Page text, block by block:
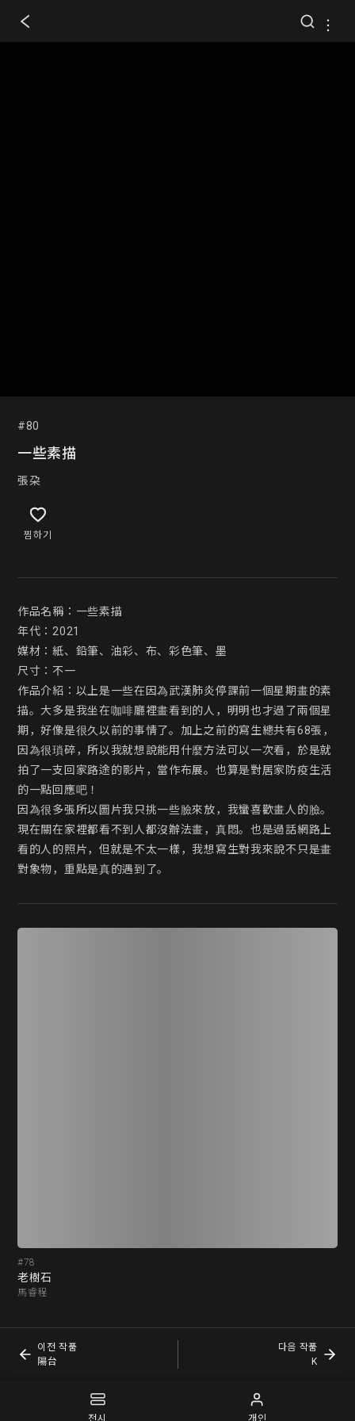
전시 개인
#80
一些素描
張朶
찜하기
作品名稱：一些素描
年代：2021
媒材：紙、鉛筆、油彩、布、彩色筆、墨
尺寸：不一
作品介紹：以上是一些在因為武漢肺炎停課前一個星期畫的素
描。大多是我坐在咖啡廳裡畫看到的人，明明也才過了兩個星
期，好像是很久以前的事情了。加上之前的寫生總共有68張，
因為很瑣碎，所以我就想說能用什麼方法可以一次看，於是就
拍了一支回家路途的影片，當作布展。也算是對居家防疫生活
的一點回應吧！
因為很多張所以圖片我只挑一些臉來放，我蠻喜歡畫人的臉。
現在關在家裡都看不到人都沒辦法畫，真悶。也是過話網路上
看的人的照片，但就是不太一樣，我想寫生對我來說不只是畫
對象物，重點是真的遇到了。
이전 작품
陽台
다음 작품
K
#78
老樹石
馬睿程